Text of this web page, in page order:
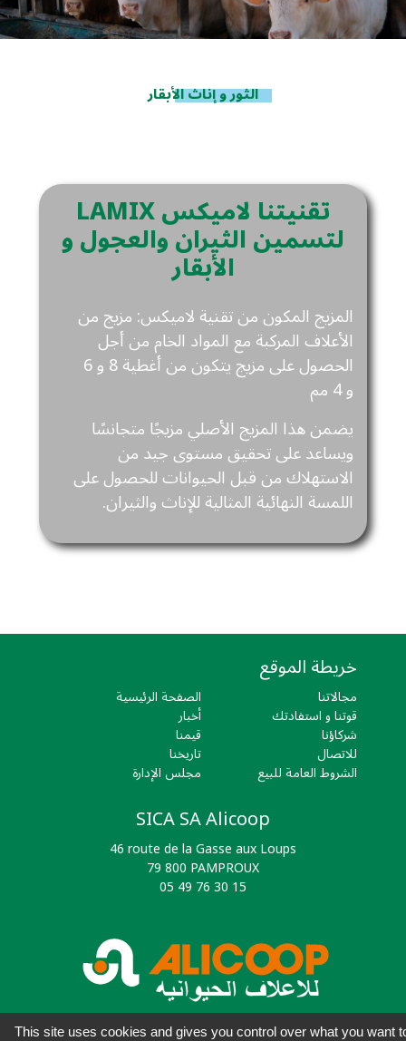
الثور و إناث الأبقار
LAMIX تقنيتنا لاميكس
لتسمين الثيران والعجول و
الأبقار
المزيج المكون من تقنية لاميكس: مزيج من
الأعلاف المركبة مع المواد الخام من أجل
الحصول على مزيج يتكون من أغطية 8 و 6
و 4 مم
يضمن هذا المزيج الأصلي مزيجًا متجانسًا
ويساعد على تحقيق مستوى جيد من
الاستهلاك من قبل الحيوانات للحصول على
اللمسة النهائية المثالية للإناث والثيران.
خريطة الموقع
الصفحة الرئيسية
أخبار
قيمنا
تاريخنا
مجلس الإدارة
مجالاتنا
قوتنا و استفادتك
شركاؤنا
للاتصال
الشروط العامة للبيع
SICA SA Alicoop
46 route de la Gasse aux Loups
79 800 PAMPROUX
05 49 76 30 15
This site uses cookies and gives you control over what you want